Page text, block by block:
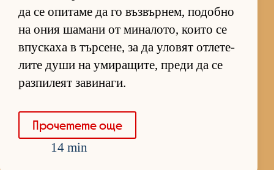
да се опи­таме да го въз­вър­нем, по­добно
на ония ша­мани от ми­на­ло­то, ко­ито се
впус­каха в тър­се­не, за да уло­вят от­ле­те­
лите души на уми­ра­щи­те, преди да се
раз­пи­леят за­ви­на­ги.
Про­че­тете още
14 min